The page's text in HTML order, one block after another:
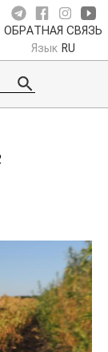
ОБРАТНАЯ СВЯЗЬ
Язык RU